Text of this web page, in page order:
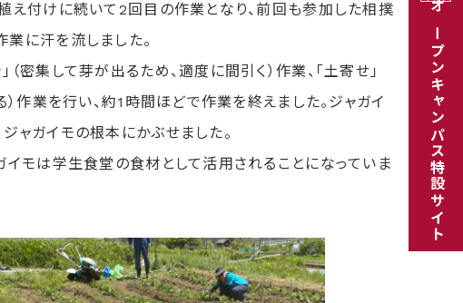
え付けに続いて2回目の作業となり、前回も参加した相撲
に汗を流しました。
集して芽が出るため、適度に間引く）作業、「土寄せ」
作業を行い、約1時間ほどで作業を終えました。ジャガイ
ャガイモの根本にかぶせました。
モは学生食堂の食材として活用されることになっていま
オープンキャンパス特設サイト